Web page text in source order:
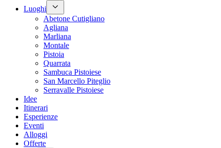
Luoghi
Abetone Cutigliano
Agliana
Marliana
Montale
Pistoia
Quarrata
Sambuca Pistoiese
San Marcello Piteglio
Serravalle Pistoiese
Idee
Itinerari
Esperienze
Eventi
Alloggi
Offerte